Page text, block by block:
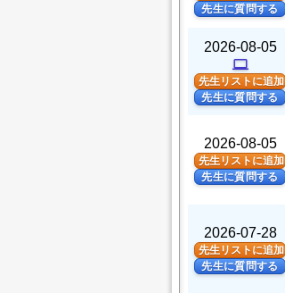
先生に質問する
2026-08-05
computer
先生リストに追加
先生に質問する
2026-08-05
先生リストに追加
先生に質問する
2026-07-28
先生リストに追加
先生に質問する